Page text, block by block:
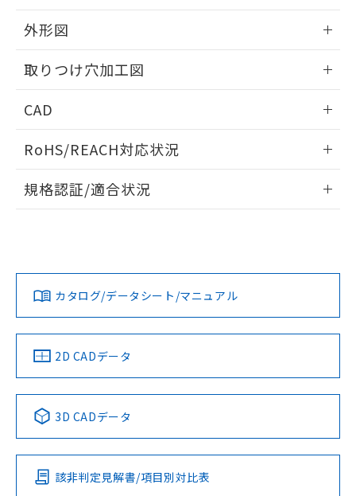
外形図
取りつけ穴加工図
CAD
ドすることができます。
ログイン/会員登録
ダウンロードデータをご利用いただく前に、以下を必ずお読
みください。
ソフトウェアの使用条件
RoHS/REACH対応状況
EU RoHS 注意事項・凡例
対応済み
中国 RoHS 注意事項・凡例
Pb Hg Cd Cr(VI)
O
規格認証/適合状況
カタログ/データシート/マニュアル
2D CADデータ
3D CADデータ
該非判定見解書/項目別対比表
品・サービスに関するお客様との取
をご了承ください。
※当社の共同利用者とは、
下記の非含有証明書をダウンロードするこ
とができます。
EU RoHS指令（10物質）の非含有証明書
51物質の非含有証明書（当社基準）
※本証明書は発行日時点で非含有を証明す
ものではありません。
また、RoHS指令のフタル酸エステル類４
物質の対応では、対応完了までの期間は出
欄に対応日を記載しておりました。
既に当社にて対応品への在庫切替を完了